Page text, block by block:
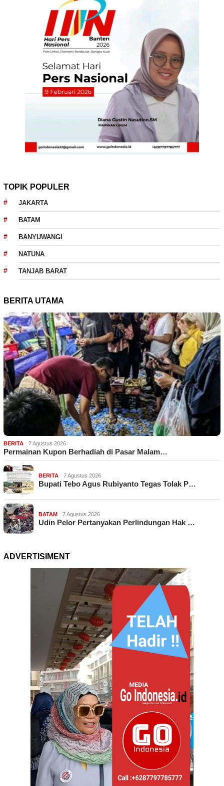
TOPIK POPULER
JAKARTA
BATAM
BANYUWANGI
NATUNA
TANJAB BARAT
BERITA UTAMA
BERITA 7 Agustus 2026
Permainan Kupon Berhadiah di Pasar Malam…
BERITA 7 Agustus 2026
Bupati Tebo Agus Rubiyanto Tegas Tolak P…
BATAM 7 Agustus 2026
Udin Pelor Pertanyakan Perlindungan Hak …
ADVERTISIMENT